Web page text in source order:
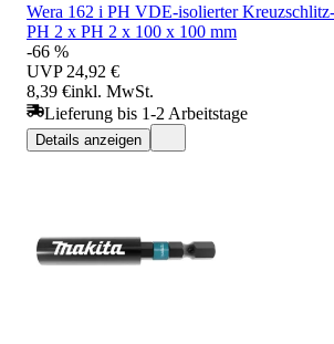
Wera 162 i PH VDE-isolierter
PH 2 x PH 2 x 100 x 100 mm
-66 %
UVP 24,92 €
8,39 €inkl. MwSt.
Lieferung bis 1-2 Arbeitstage
Details anzeigen